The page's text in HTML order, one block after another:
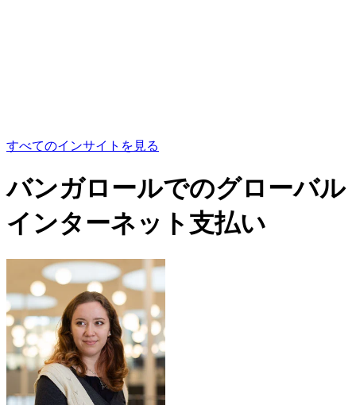
すべてのインサイトを見る
バンガロールでのグローバル
インターネット支払い